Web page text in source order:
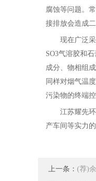
腐蚀等问题。
接排放会造成
现在广泛
SO3气溶胶和
成分、物相组
同样对烟气温
污染物的终端
江苏耀先
产车间等实力
上一条： (荐)